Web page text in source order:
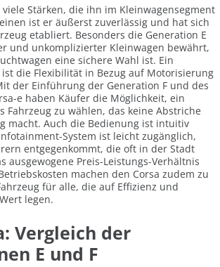
viele Stärken, die ihn im Kleinwagensegment
ist er äußerst zuverlässig und hat sich
etabliert. Besonders die Generation E
und unkomplizierter Kleinwagen bewährt,
eine sichere Wahl ist. Ein
die Flexibilität in Bezug auf Motorisierung
der Einführung der Generation F und des
e haben Käufer die Möglichkeit, ein
Fahrzeug zu wählen, das keine Abstriche
macht. Auch die Bedienung ist intuitiv
System ist leicht zugänglich,
entgegenkommt, die oft in der Stadt
ausgewogene Preis-Leistungs-Verhältnis
machen den Corsa zudem zu
für alle, die auf Effizienz und
legen.
Vergleich der
E und F